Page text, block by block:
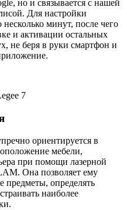
но и связывается с нашей
Для настройки
минут, после чего
и активации остальных
не беря в руки смартфон и
ориентируется в
мебели,
при помощи лазерной
Она позволяет ему
предметы, определять
наиболее